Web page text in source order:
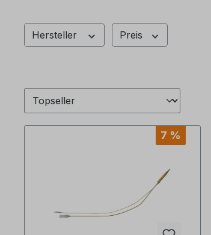
Hersteller Preis
7 %